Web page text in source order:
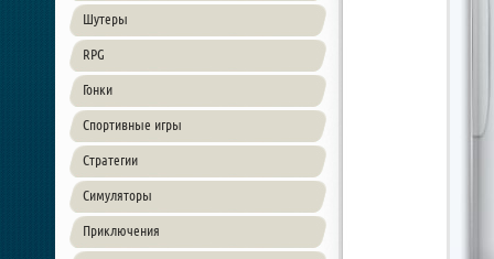
Шутеры
RPG
Гонки
Спортивные игры
Стратегии
Симуляторы
Приключения